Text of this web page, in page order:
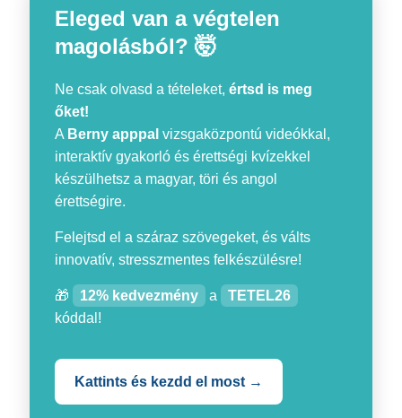
Eleged van a végtelen
magolásból? 🤯
Ne csak olvasd a tételeket,értsd is meg
őket!
A Berny apppal vizsgaközpontú videókkal,
interaktív gyakorló és érettségi kvízekkel
készülhetsz a magyar, töri és angol
érettségire.
Felejtsd el a száraz szövegeket, és válts
innovatív, stresszmentes felkészülésre!
🎁 12% kedvezmény a
TETEL26
kóddal!
Kattints és kezdd el most →